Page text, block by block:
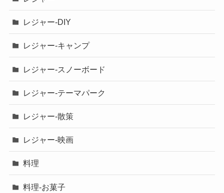
レジャー-DIY
レジャー-キャンプ
レジャー-スノーボード
レジャー-テーマパーク
レジャー-散策
レジャー-映画
料理
料理-お菓子